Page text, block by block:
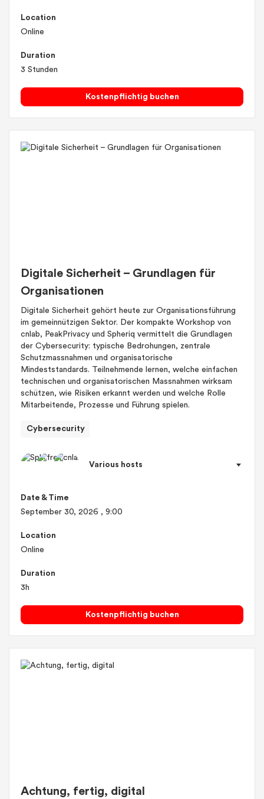
Location
Online
Duration
3 Stunden
Kostenpflichtig buchen
Digitale Sicherheit – Grundlagen für
Organisationen
Digitale Sicherheit gehört heute zur Organisationsführung
im gemeinnützigen Sektor. Der kompakte Workshop von
cnlab, PeakPrivacy und Spheriq vermittelt die Grundlagen
der Cybersecurity: typische Bedrohungen, zentrale
Schutzmassnahmen und organisatorische
Mindeststandards. Teilnehmende lernen, welche einfachen
technischen und organisatorischen Massnahmen wirksam
schützen, wie Risiken erkannt werden und welche Rolle
Mitarbeitende, Prozesse und Führung spielen.
Cybersecurity
Various hosts
Date & Time
September 30, 2026 , 9:00
Location
Online
Duration
3h
Kostenpflichtig buchen
Achtung, fertig, digital